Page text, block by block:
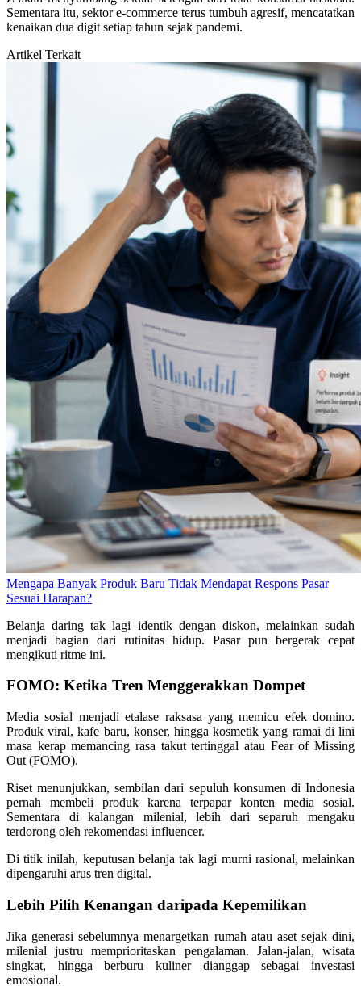
Sementara itu, sektor e-commerce terus tumbuh agresif, mencatatkan
kenaikan dua digit setiap tahun sejak pandemi.
Artikel Terkait
Mengapa Banyak Produk Baru Tidak Mendapat Respons Pasar
Sesuai Harapan?
Belanja daring tak lagi identik dengan diskon, melainkan sudah
menjadi bagian dari rutinitas hidup. Pasar pun bergerak cepat
mengikuti ritme ini.
FOMO: Ketika Tren Menggerakkan Dompet
Media sosial menjadi etalase raksasa yang memicu efek domino.
Produk viral, kafe baru, konser, hingga kosmetik yang ramai di lini
masa kerap memancing rasa takut tertinggal atau Fear of Missing
Out (FOMO).
Riset menunjukkan, sembilan dari sepuluh konsumen di Indonesia
pernah membeli produk karena terpapar konten media sosial.
Sementara di kalangan milenial, lebih dari separuh mengaku
terdorong oleh rekomendasi influencer.
Di titik inilah, keputusan belanja tak lagi murni rasional, melainkan
dipengaruhi arus tren digital.
Lebih Pilih Kenangan daripada Kepemilikan
Jika generasi sebelumnya menargetkan rumah atau aset sejak dini,
milenial justru memprioritaskan pengalaman. Jalan-jalan, wisata
singkat, hingga berburu kuliner dianggap sebagai investasi
emosional.